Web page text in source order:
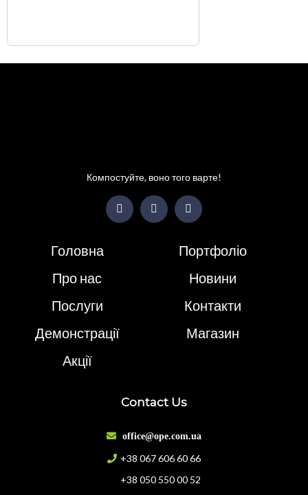
Компостуйте, воно того варте!
Головна
Про нас
Послуги
Демонстрації
Акції
Портфоліо
Новини
Контакти
Магазин
Contact Us
office@ope.com.ua
+38 067 606 60 66
+38 050 550 00 52